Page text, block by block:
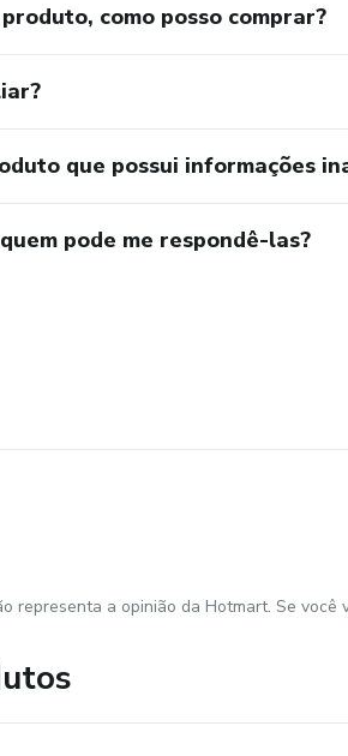
como posso comprar?
que possui informações
pode me respondê-las?
representa a opinião da Hotmart. Se você